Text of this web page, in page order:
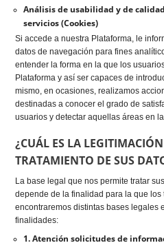
Análisis de usabilidad y de
servicios (Cookies)
Si accede a nuestra Plataforma, le
datos de navegación para fines
entender la forma en la que los
Plataforma y así ser capaces de
mismo, en ocasiones, realizamos
destinadas a conocer el grado de
usuarios y detectar aquellas áreas en
¿CUÁL ES LA
TRATAMIENTO DE SUS
La base legal que nos permite tratar
depende de la finalidad para la que los
encontraremos distintas bases legales
finalidades:
1. Atención solicitudes de